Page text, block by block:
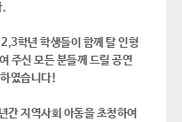
.
학년 학생들이 함께 탈 인형
주신 모든 분들께 드릴 공연
였습니다!
지역사회 아동을 초청하여